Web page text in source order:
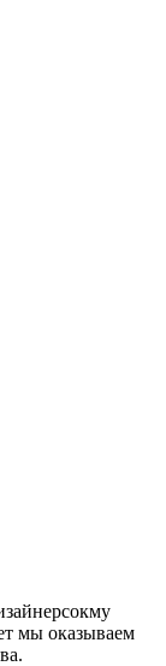
мы оказываем